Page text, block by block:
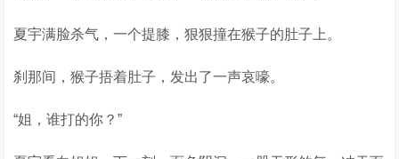
夏宇满脸杀气，一个提膝，狠狠撞在猴子的肚子上。
刹那间，猴子捂着肚子，发出了一声哀嚎。
“姐，谁打的你？”